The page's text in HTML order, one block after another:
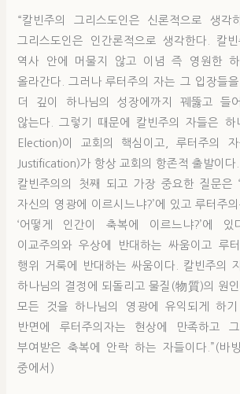
“칼빈주의 그리스도인은 신론적으로 생각
그리스도인은 인간론적으로 생각한다. 칼
역사 안에 머물지 않고 이념 즉 영원한 하
올라간다. 그러나 루터주의 자는 그 입장들
더 깊이 하나님의 성장에까지 꿰뚫고 들
않는다. 그렇기 때문에 칼빈주의 자들은
Election)이 교회의 핵심이고, 루터주의
Justification)가 항상 교회의 항존적 출발이다.
칼빈주의의 첫째 되고 가장 중요한 질문은
자신의 영광에 이르시느냐?’에 있고 루터주
‘어떻게 인간이 축복에 이르느냐?’에
이교주의와 우상에 반대하는 싸움이고 루
행위 거룩에 반대하는 싸움이다. 칼빈주의
하나님의 결정에 되돌리고 물질(物質)의 원
모든 것을 하나님의 영광에 유익되게 하
반면에 루터주의자는 현상에 만족하고
부여받은 축복에 안락 하는 자들이다.”(바
중에서)